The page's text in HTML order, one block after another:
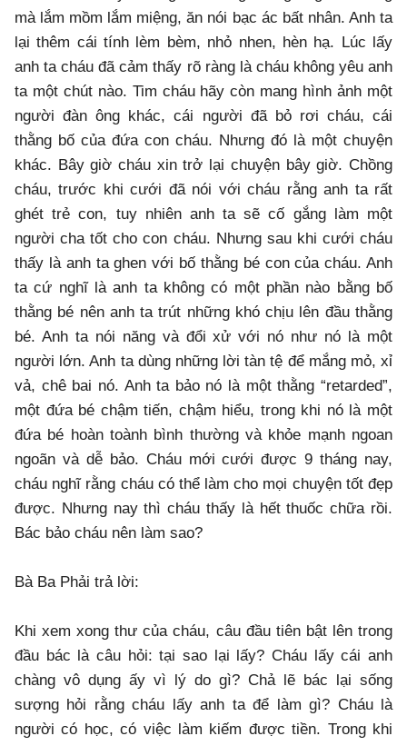
mà lắm mồm lắm miệng, ăn nói bạc ác bất nhân. Anh ta
lại thêm cái tính lèm bèm, nhỏ nhen, hèn hạ. Lúc lấy
anh ta cháu đã cảm thấy rõ ràng là cháu không yêu anh
ta một chút nào. Tim cháu hãy còn mang hình ảnh một
người đàn ông khác, cái người đã bỏ rơi cháu, cái
thằng bố của đứa con cháu. Nhưng đó là một chuyện
khác. Bây giờ cháu xin trở lại chuyện bây giờ. Chồng
cháu, trước khi cưới đã nói với cháu rằng anh ta rất
ghét trẻ con, tuy nhiên anh ta sẽ cố gắng làm một
người cha tốt cho con cháu. Nhưng sau khi cưới cháu
thấy là anh ta ghen với bố thằng bé con của cháu. Anh
ta cứ nghĩ là anh ta không có một phần nào bằng bố
thằng bé nên anh ta trút những khó chịu lên đầu thằng
bé. Anh ta nói năng và đổi xử với nó như nó là một
người lớn. Anh ta dùng những lời tàn tệ để mắng mỏ, xỉ
vả, chê bai nó. Anh ta bảo nó là một thằng “retarded”,
một đứa bé chậm tiến, chậm hiểu, trong khi nó là một
đứa bé hoàn toành bình thường và khỏe mạnh ngoan
ngoãn và dễ bảo. Cháu mới cưới được 9 tháng nay,
cháu nghĩ rằng cháu có thể làm cho mọi chuyện tốt đẹp
được. Nhưng nay thì cháu thấy là hết thuốc chữa rồi.
Bác bảo cháu nên làm sao?
Bà Ba Phải trả lời:
Khi xem xong thư của cháu, câu đầu tiên bật lên trong
đầu bác là câu hỏi: tại sao lại lấy? Cháu lấy cái anh
chàng vô dụng ấy vì lý do gì? Chả lẽ bác lại sống
sượng hỏi rằng cháu lấy anh ta để làm gì? Cháu là
người có học, có việc làm kiếm được tiền. Trong khi